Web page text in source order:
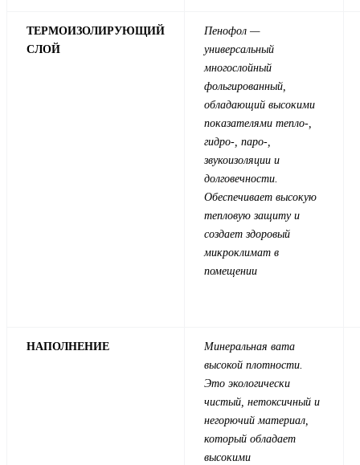
ТЕРМОИЗОЛИРУЮЩИЙ
СЛОЙ
Пенофол —
универсальный
многослойный
фольгированный,
обладающий высокими
показателями тепло-,
гидро-, паро-,
звукоизоляции и
долговечности.
Обеспечивает высокую
тепловую защиту и
создает здоровый
микроклимат в
помещении
НАПОЛНЕНИЕ
Минеральная вата
высокой плотности.
Это экологически
чистый, нетоксичный и
негорючий материал,
который обладает
высокими